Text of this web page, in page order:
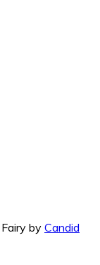
by Candid